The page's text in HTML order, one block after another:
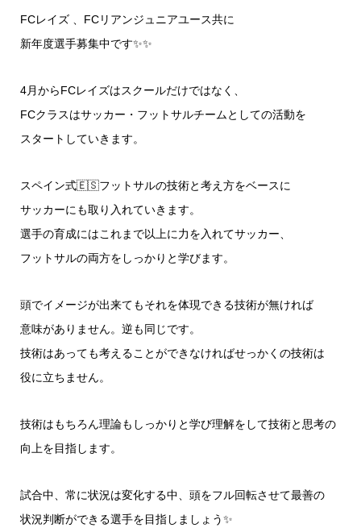
FCレイズ 、FCリアンジュニアユース共に
新年度選手募集中です✨✨
4月からFCレイズはスクールだけではなく、
FCクラスはサッカー・フットサルチームとしての活動を
スタートしていきます。
スペイン式🇪🇸フットサルの技術と考え方をベースに
サッカーにも取り入れていきます。
選手の育成にはこれまで以上に力を入れてサッカー、
フットサルの両方をしっかりと学びます。
頭でイメージが出来てもそれを体現できる技術が無ければ
意味がありません。逆も同じです。
技術はあっても考えることができなければせっかくの技術は
役に立ちません。
技術はもちろん理論もしっかりと学び理解をして技術と思考の
向上を目指します。
試合中、常に状況は変化する中、頭をフル回転させて最善の
状況判断ができる選手を目指しましょう✨